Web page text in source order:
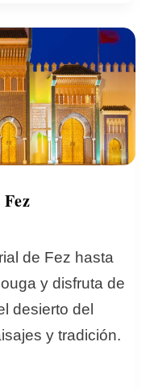
de Fez hasta
y disfruta de
desierto del
y tradición.